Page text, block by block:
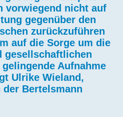
vorwiegend nicht auf
gegenüber den
zurückzuführen
auf die Sorge um die
gesellschaftlichen
Aufnahme
Ulrike Wieland,
Bertelsmann